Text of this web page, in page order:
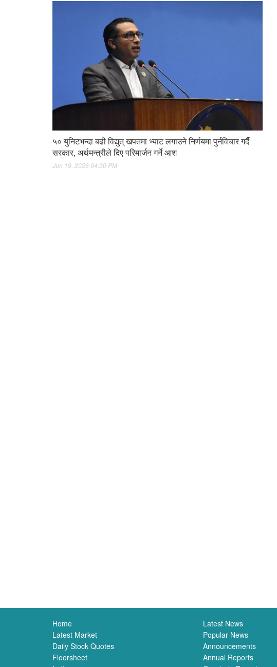
५० युनिटभन्दा बढी विद्युत् खपतमा भ्याट लगाउने निर्णयमा पुर्नविचार गर्दै
सरकार, अर्थमन्त्रीले दिए परिमार्जन गर्ने आश
Jun 19, 2026 04:30 PM
Home
Latest Market
Daily Stock Quotes
Floorsheet
Latest News
Popular News
Announcements
Annual Reports